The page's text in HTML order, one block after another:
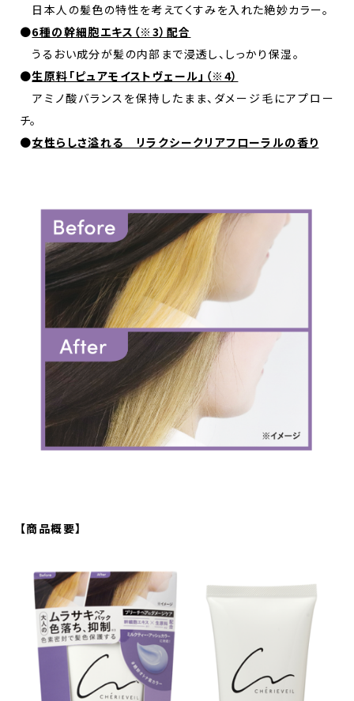
日本人の髪色の特性を考えてくすみを入れた絶妙カラー。
●6種の幹細胞エキス（※3）配合
うるおい成分が髪の内部まで浸透し、しっかり保湿。
●生原料「ピュアモイストヴェール」（※4）
アミノ酸バランスを保持したまま、ダメージ毛にアプロー
チ。
●女性らしさ溢れる リラクシークリアフローラルの香り
【商品概要】